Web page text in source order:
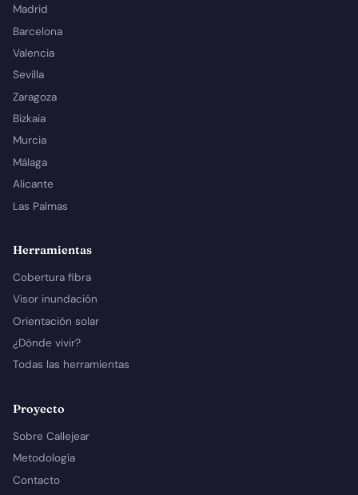
Madrid
Barcelona
Valencia
Sevilla
Zaragoza
Bizkaia
Murcia
Málaga
Alicante
Las Palmas
Herramientas
Cobertura fibra
Visor inundación
Orientación solar
¿Dónde vivir?
Todas las herramientas
Proyecto
Sobre Callejear
Metodología
Contacto